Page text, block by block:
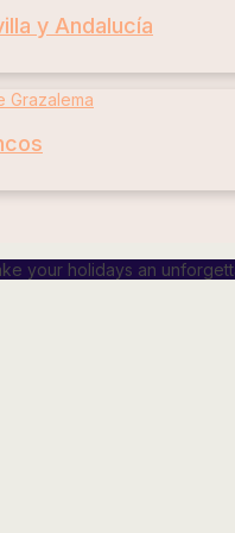
y Andalucía
your holidays an